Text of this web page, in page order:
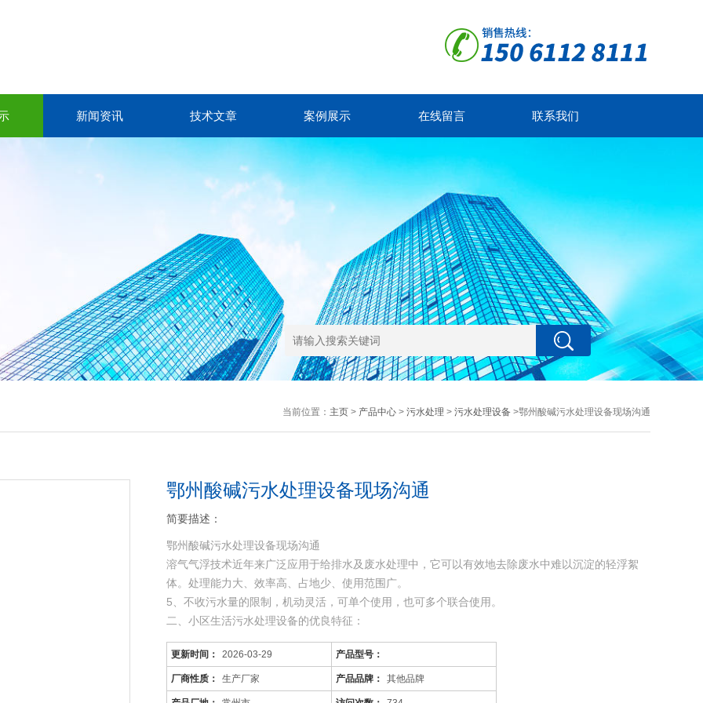
新闻资讯 技术文章 案例展示 在线留言 联系我们
当前位置： 主页> 产品中心> 污水处理 > 污水处理设备>鄂州酸碱污水处理设备现场沟通
鄂州酸碱污水处理设备现场沟通
简要描述：
鄂州酸碱污水处理设备现场沟通
溶气气浮技术近年来广泛应用于给排水及废水处理中，它可以有效地去除废水中难以沉淀的轻浮絮
体。处理能力大、效率高、占地少、使用范围广。
5、不收污水量的限制，机动灵活，可单个使用，也可多个联合使用。
二、小区生活污水处理设备的优良特征：
1、能够处理生活系统综合性废水及其相类似的有机污水；
2、采用钢制防腐或玻璃钢制作，具有耐腐蚀、抗老化等优良特性
2.安装时倾斜方向不应
更新时间： 2026-03-29 产品型号：
厂商性质： 生产厂家 产品品牌： 其他品牌